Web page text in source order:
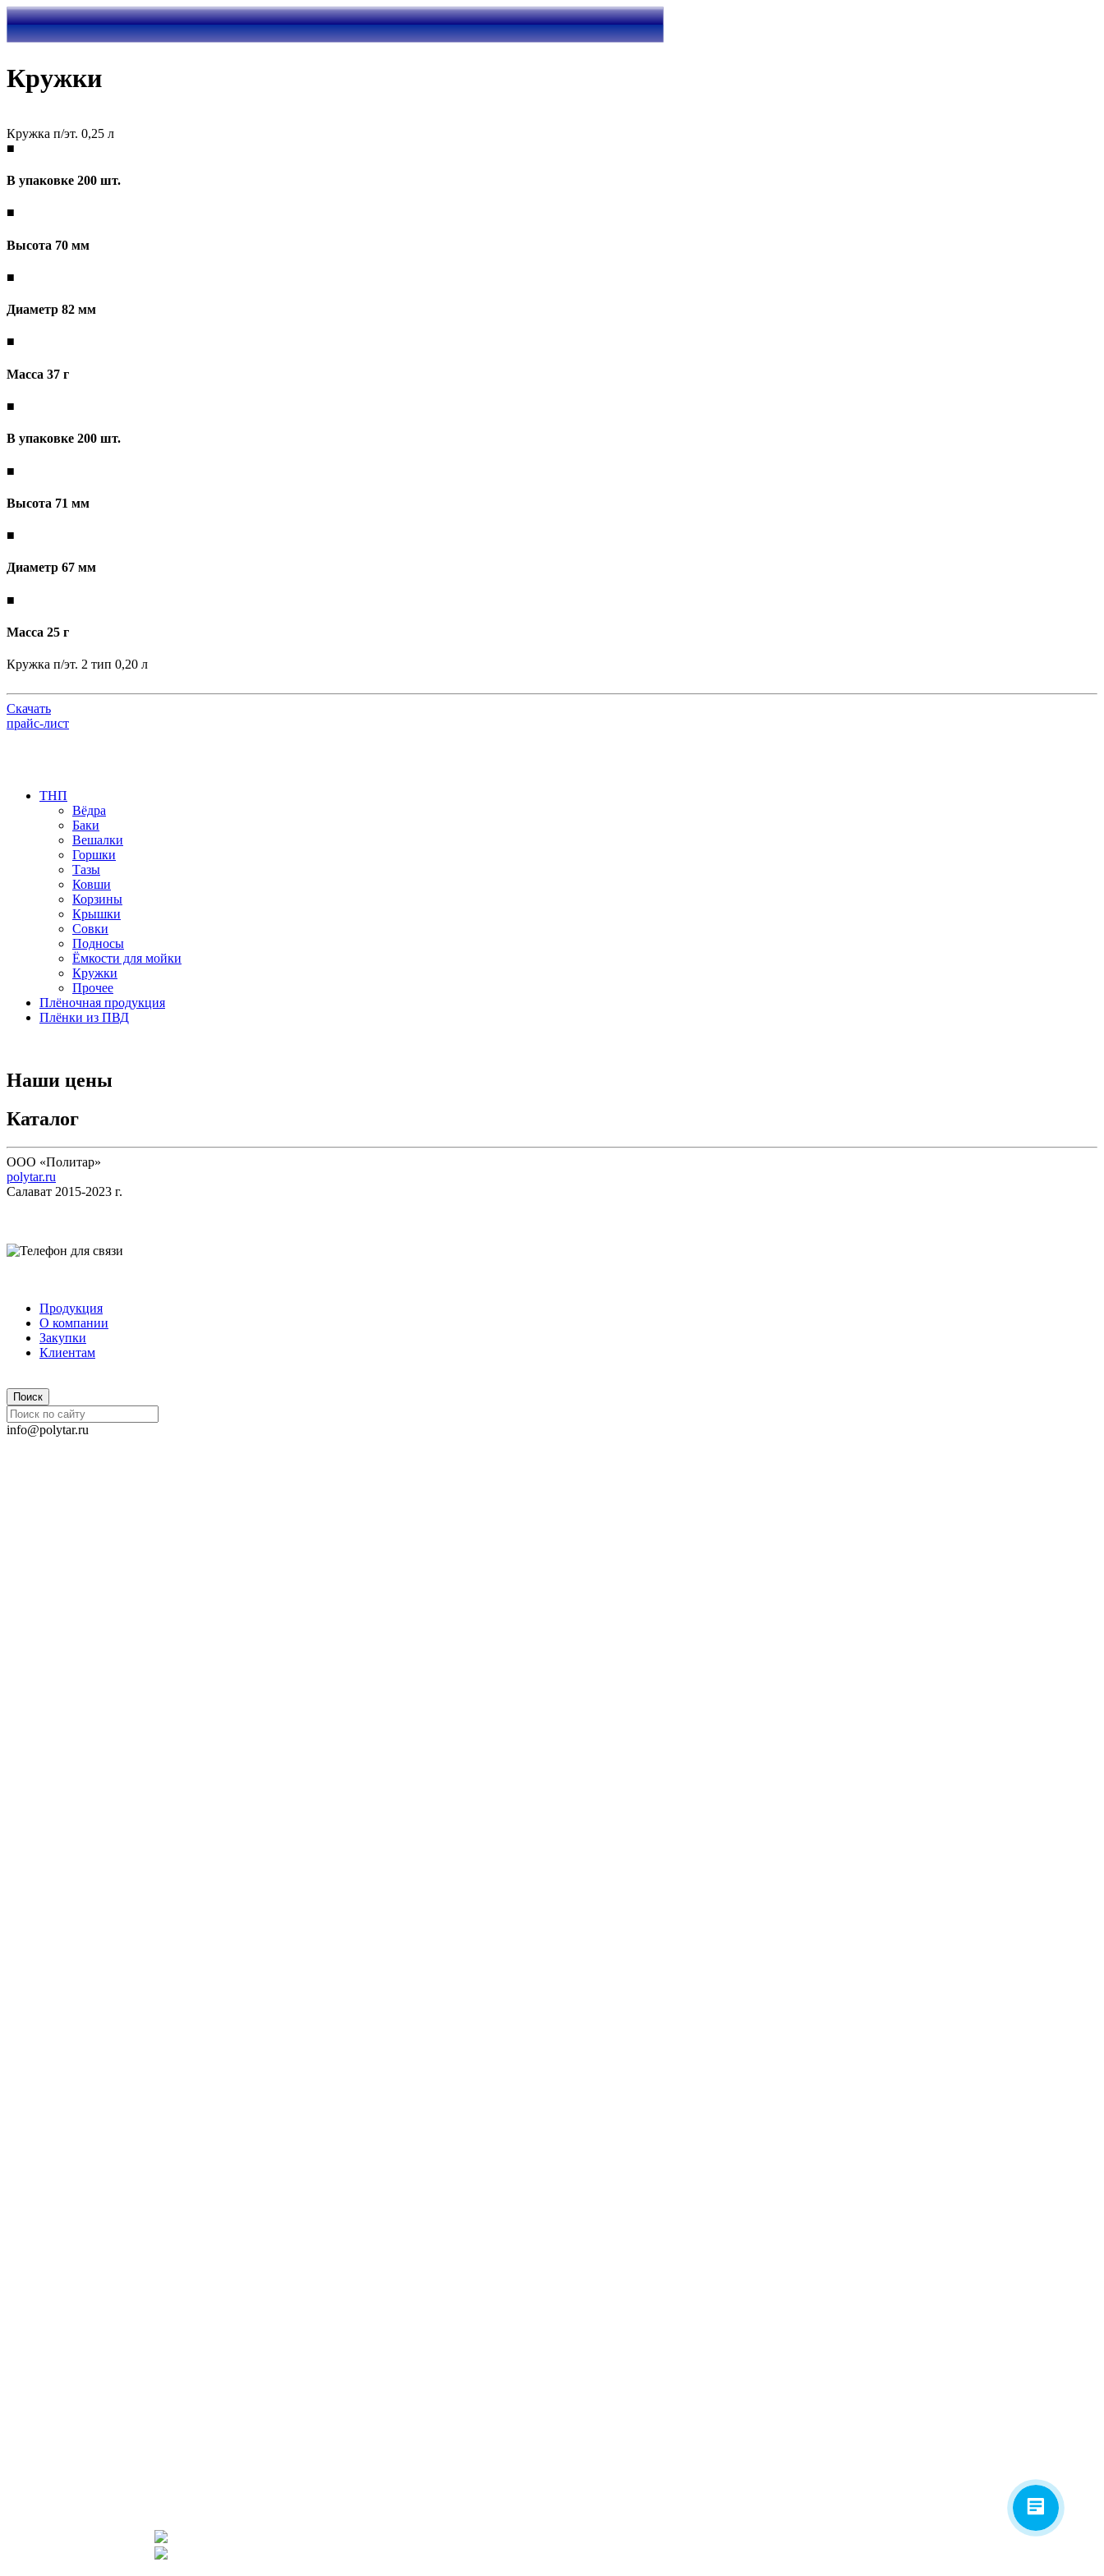
Кружки
Кружка п/эт. 0,25 л
■
В упаковке 200 шт.
■
Высота 70 мм
■
Диаметр 82 мм
■
Масса 37 г
■
В упаковке 200 шт.
■
Высота 71 мм
■
Диаметр 67 мм
■
Масса 25 г
Кружка п/эт. 2 тип 0,20 л
Скачать
прайс-лист
ТНП
Вёдра
Баки
Вешалки
Горшки
Тазы
Ковши
Корзины
Крышки
Совки
Подносы
Ёмкости для мойки
Кружки
Прочее
Плёночная продукция
Плёнки из ПВД
Наши цены
Каталог
ООО «Политар»
polytar.ru
Салават 2015-2023 г.
Продукция
О компании
Закупки
Клиентам
info@polytar.ru